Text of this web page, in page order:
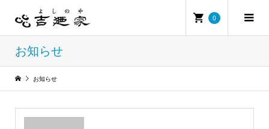
0
お知らせ
お知らせ